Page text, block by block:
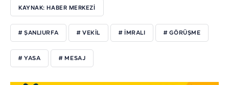
KAYNAK: HABER MERKEZİ
# ŞANLIURFA # VEKİL # İMRALI # GÖRÜŞME
# YASA # MESAJ